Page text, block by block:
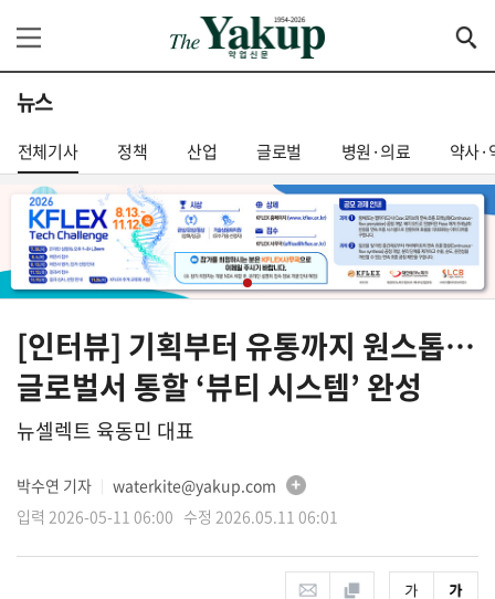
뉴스
전체기사 정책 산업 글로벌 병원·의료 약사·
[인터뷰] 기획부터 유통까지 원스톱…
글로벌서 통할 ‘뷰티 시스템’ 완성
뉴셀렉트 육동민 대표
박수연 기자
waterkite@yakup.com
입력 2026-05-11 06:00 수정 2026.05.11 06:01